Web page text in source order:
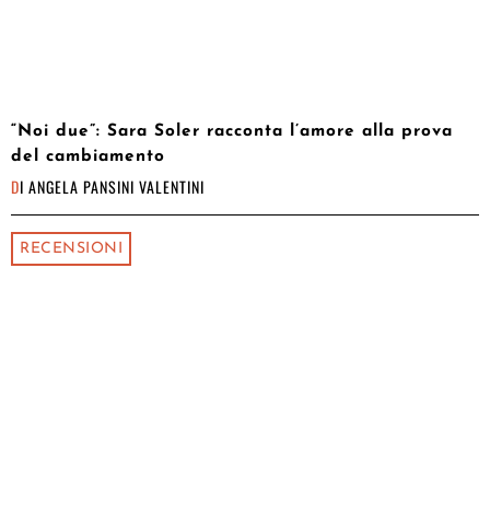
“Noi due”: Sara Soler racconta l’amore alla prova
del cambiamento
DI ANGELA PANSINI VALENTINI
RECENSIONI